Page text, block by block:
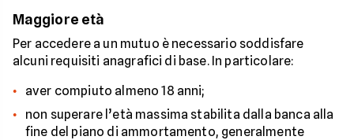
Maggiore età
Per accedere a un mutuo è necessario soddisfare
alcuni requisiti anagrafici di base. In particolare:
aver compiuto almeno 18 anni;
non superare l’età massima stabilita dalla banca alla
fine del piano di ammortamento, generalmente